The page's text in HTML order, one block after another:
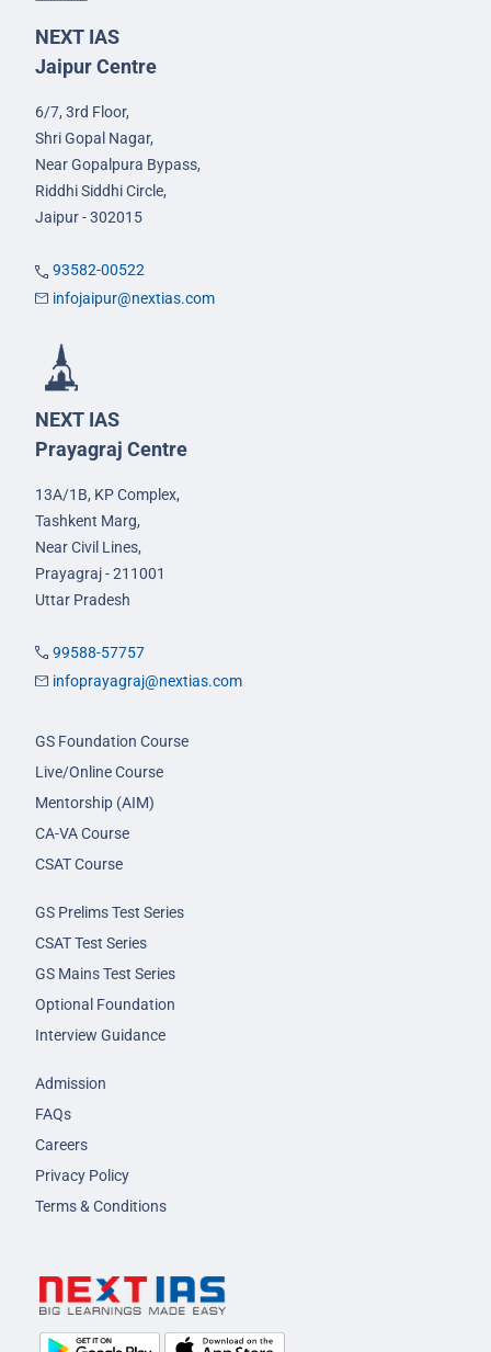
NEXT IAS
Jaipur Centre
6/7, 3rd Floor,
Shri Gopal Nagar,
Near Gopalpura Bypass,
Riddhi Siddhi Circle,
Jaipur - 302015
93582-00522
infojaipur@nextias.com
NEXT IAS
Prayagraj Centre
13A/1B, KP Complex,
Tashkent Marg,
Near Civil Lines,
Prayagraj - 211001
Uttar Pradesh
99588-57757
infoprayagraj@nextias.com
GS Foundation Course
Live/Online Course
Mentorship (AIM)
CA-VA Course
CSAT Course
GS Prelims Test Series
CSAT Test Series
GS Mains Test Series
Optional Foundation
Interview Guidance
Admission
FAQs
Careers
Privacy Policy
Terms & Conditions